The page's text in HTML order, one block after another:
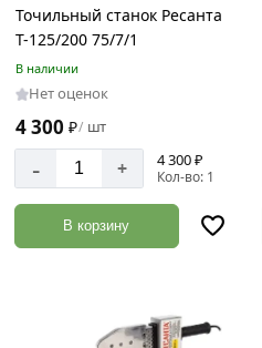
Точильный станок Ресанта
Т-125/200 75/7/1
В наличии
Нет оценок
4 300 ₽/ шт
- + 4 300 ₽
Кол-во: 1
В корзину